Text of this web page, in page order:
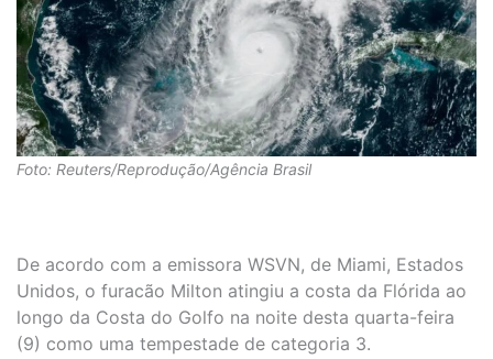
Foto: Reuters/Reprodução/Agência Brasil
De acordo com a emissora WSVN, de Miami, Estados
Unidos, o furacão Milton atingiu a costa da Flórida ao
longo da Costa do Golfo na noite desta quarta-feira
(9) como uma tempestade de categoria 3.